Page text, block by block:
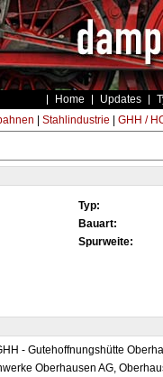
Home Updates
Stahlindustrie GHH /
Typ:
Bauart:
Spurweite:
- Gutehoffnungshütte
Oberhausen AG,